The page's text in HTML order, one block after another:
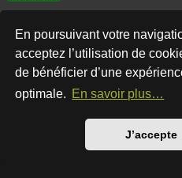
En poursuivant votre
acceptez l’utilisation de
de bénéficier d’une
optimale. En savoir plus…
J’accepte
Accueil du forum
Développé parphpBB®
Style par
Traduction française